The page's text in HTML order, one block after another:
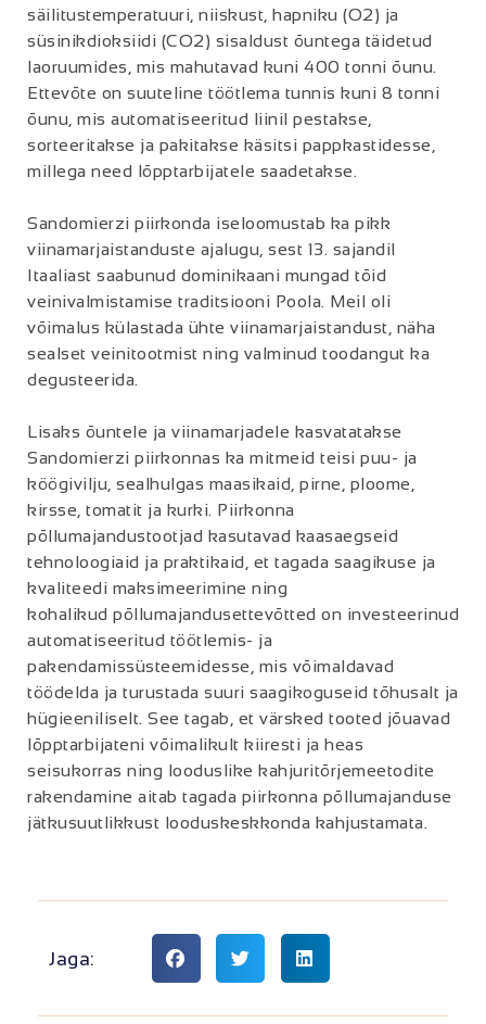
säilitustemperatuuri, niiskust, hapniku (O2) ja
süsinikdioksiidi (CO2) sisaldust õuntega täidetud
laoruumides, mis mahutavad kuni 400 tonni õunu.
Ettevõte on suuteline töötlema tunnis kuni 8 tonni
õunu, mis automatiseeritud liinil pestakse,
sorteeritakse ja pakitakse käsitsi pappkastidesse,
millega need lõpptarbijatele saadetakse.
Sandomierzi piirkonda iseloomustab ka pikk
viinamarjaistanduste ajalugu, sest 13. sajandil
Itaaliast saabunud dominikaani mungad tõid
veinivalmistamise traditsiooni Poola. Meil oli
võimalus külastada ühte viinamarjaistandust, näha
sealset veinitootmist ning valminud toodangut ka
degusteerida.
Lisaks õuntele ja viinamarjadele kasvatatakse
Sandomierzi piirkonnas ka mitmeid teisi puu- ja
köögivilju, sealhulgas maasikaid, pirne, ploome,
kirsse, tomatit ja kurki. Piirkonna
põllumajandustootjad kasutavad kaasaegseid
tehnoloogiaid ja praktikaid, et tagada saagikuse ja
kvaliteedi maksimeerimine ning
kohalikud põllumajandusettevõtted on investeerinud
automatiseeritud töötlemis- ja
pakendamissüsteemidesse, mis võimaldavad
töödelda ja turustada suuri saagikoguseid tõhusalt ja
hügieeniliselt. See tagab, et värsked tooted jõuavad
lõpptarbijateni võimalikult kiiresti ja heas
seisukorras ning looduslike kahjuritõrjemeetodite
rakendamine aitab tagada piirkonna põllumajanduse
jätkusuutlikkust looduskeskkonda kahjustamata.
Jaga: